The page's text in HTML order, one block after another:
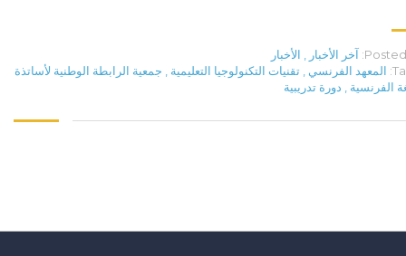
Posted آخر الأخبار
الأخبار
المعهد الفرنسي تقنيات التكنولوجيا التعليمية
جمعية الرابطة الوطنية لأساتذة
الفرنسية
دورة تدريبية